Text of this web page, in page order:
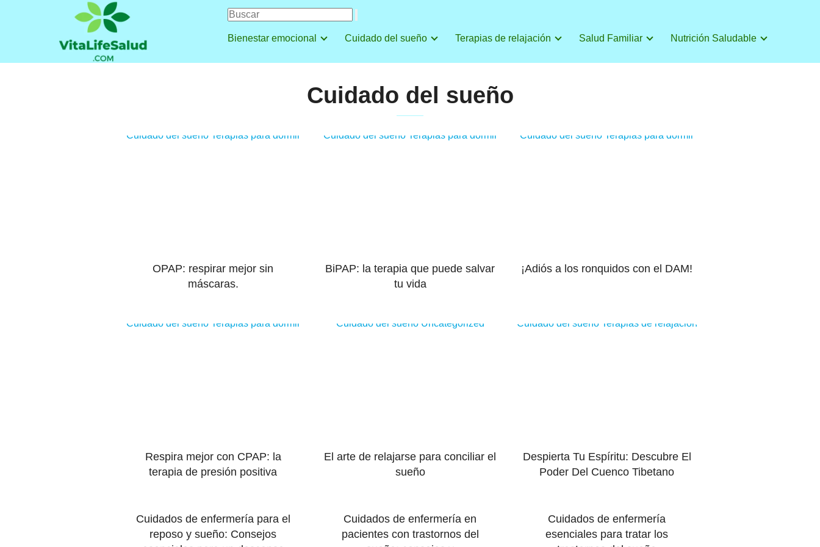
Bienestar emocional Cuidado del sueño Terapias de relajación Salud Familiar Nutrición Saludable
Cuidado del sueño
Cuidado del sueño Terapias para dormir
OPAP: respirar mejor sin
máscaras.
Cuidado del sueño Terapias para dormir
BiPAP: la terapia que puede salvar
tu vida
Cuidado del sueño Terapias para dormir
¡Adiós a los ronquidos con el DAM!
Cuidado del sueño Terapias para dormir
Respira mejor con CPAP: la
terapia de presión positiva
Cuidado del sueño Uncategorized
El arte de relajarse para conciliar el
sueño
Cuidado del sueño Terapias de relajación
Despierta Tu Espíritu: Descubre El
Poder Del Cuenco Tibetano
Cuidados de enfermería para el
reposo y sueño: Consejos
Cuidados de enfermería en
pacientes con trastornos del
Cuidados de enfermería
esenciales para tratar los